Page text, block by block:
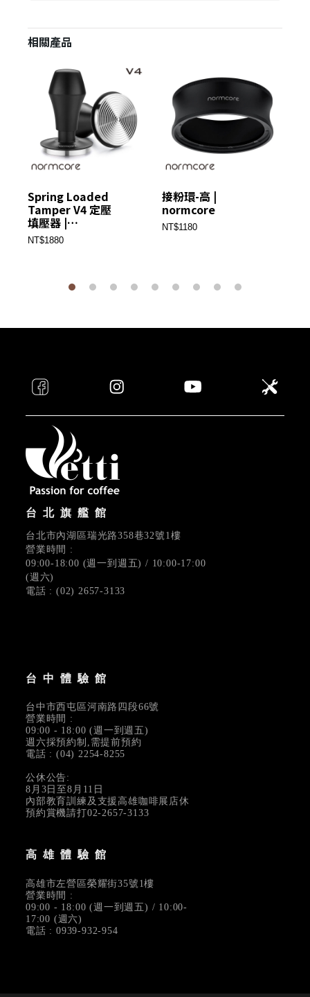
相關產品
Spring Loaded
Tamper V4 定壓
填壓器 |
normcore
NT$1880
接粉環-高 |
normcore
NT$1180
台北旗艦館
台北市內湖區瑞光路358巷32號1樓
營業時間 :
09:00-18:00 (週一到週五) / 10:00-17:00
(週六)
電話 : (02) 2657-3133
台中體驗館
台中市西屯區河南路四段66號
營業時間 :
09:00 - 18:00 (週一到週五)
週六採預約制,需提前預約
電話 : (04) 2254-8255
公休公告:
8月3日至8月11日
內部教育訓練及支援高雄咖啡展店休
預約賞機請打02-2657-3133
高雄體驗館
高雄市左營區榮耀街35號1樓
營業時間 :
09:00 - 18:00 (週一到週五) / 10:00-
17:00 (週六)
電話 : 0939-932-954